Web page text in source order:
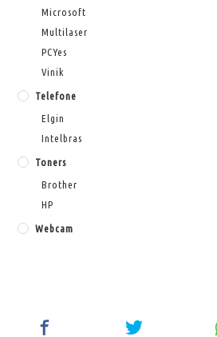
Microsoft
Multilaser
PCYes
Vinik
Telefone
Elgin
Intelbras
Toners
Brother
HP
Webcam